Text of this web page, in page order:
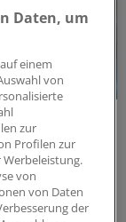
verlässlichen
Pauschale
Daten, um
einem
von
zur
Profilen zur
von
von Daten
der